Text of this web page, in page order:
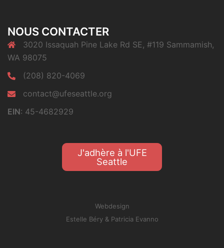
NOUS CONTACTER
3020 Issaquah Pine Lake Rd SE, #119 Sammamish,
WA 98075
(208) 820-4069
contact@ufeseattle.org
EIN: 45-4682929
J'adhère à l'UFE
Seattle
Webdesign
Estelle Béry& Patricia Evanno